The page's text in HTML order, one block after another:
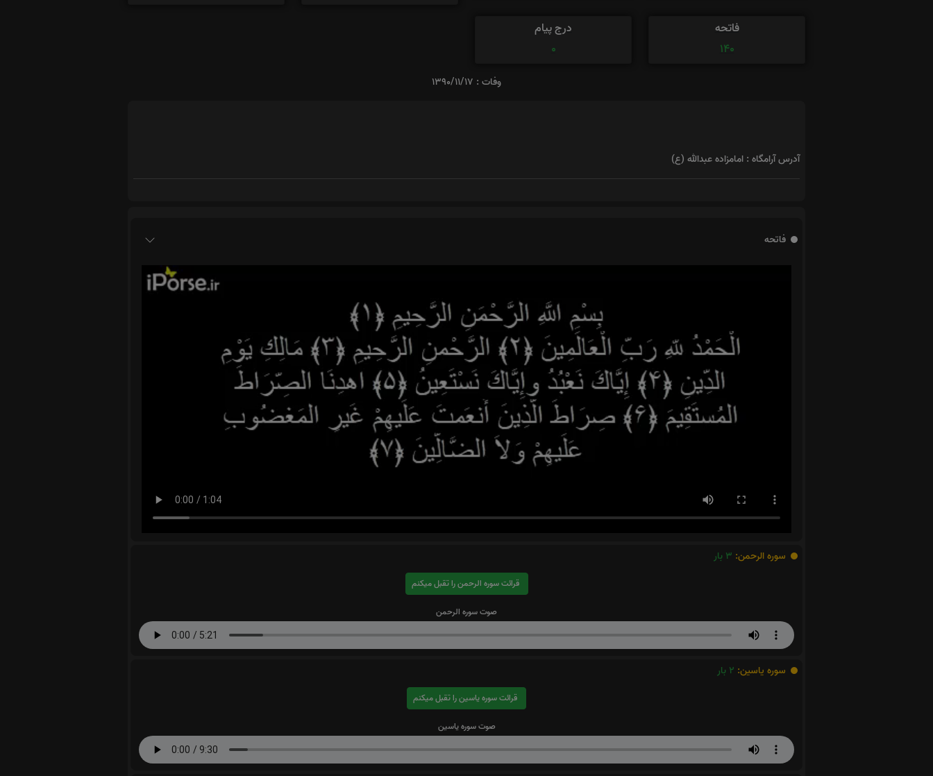
فاتحه
140
درج پیام
0
وفات : 1390/11/17
آدرس آرامگاه : امامزاده عبدالله (ع)
فاتحه
سوره الرحمن: 3 بار
قرائت سوره الرحمن را تقبل میکنم
صوت سوره الرحمن
سوره یاسین: 2 بار
قرائت سوره یاسین را تقبل میکنم
صوت سوره یاسین